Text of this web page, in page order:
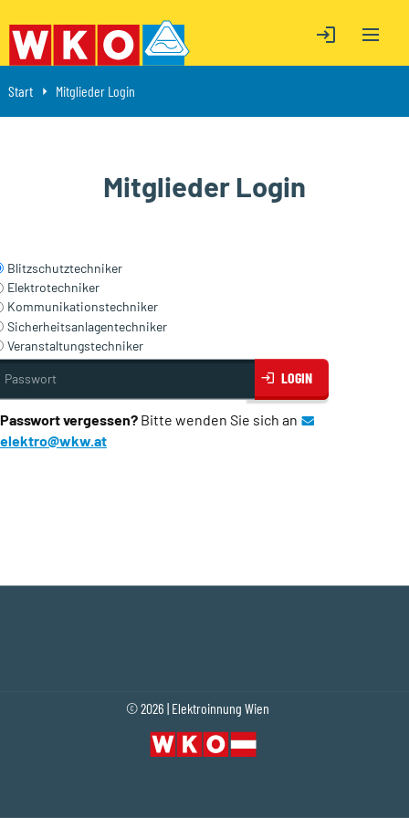
ÖFFNE LOGIN
ÖFFNE LOGIN
OPEN
Start Aktuell: Mitglieder Login
Mitglieder Login
Mitglieder Login
Blitzschutztechniker
Elektrotechniker
Kommunikationstechniker
Sicherheitsanlagentechniker
Veranstaltungstechniker
LOGIN
Passwort vergessen? Bitte wenden Sie sich an
elektro@wkw.at
Fußleistennavigation
© 2026 | Elektroinnung Wien